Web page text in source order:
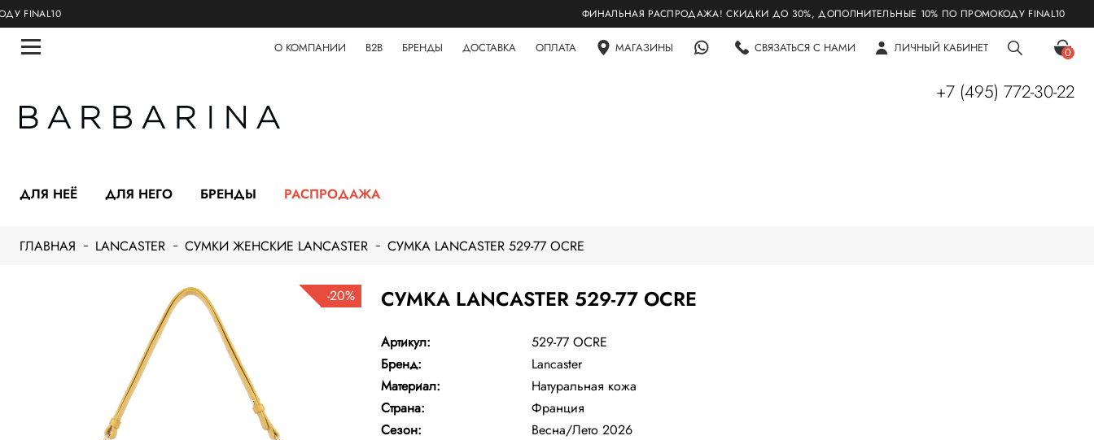
ФИНАЛЬНАЯ РАСПРОДАЖА! СКИДКИ ДО 30%, ДОПОЛНИТЕЛЬНЫЕ 10% ПО ПРОМОКОДУ FINAL10
О КОМПАНИИ B2B БРЕНДЫ ДОСТАВКА ОПЛАТА МАГАЗИНЫ СВЯЗАТЬСЯ С НАМИ ЛИЧНЫЙ КАБИНЕТ 0
+7 (495) 772-30-22
ДЛЯ НЕЁ ДЛЯ НЕГО БРЕНДЫ РАСПРОДАЖА
ГЛАВНАЯ LANCASTER СУМКИ ЖЕНСКИЕ LANCASTER СУМКА LANCASTER 529-77 OCRE
-20% СУМКА LANCASTER 529-77 OCRE
Артикул:
529-77 OCRE
Бренд:
Lancaster
Материал:
Натуральная кожа
Страна:
Франция
Сезон:
Весна/Лето 2026